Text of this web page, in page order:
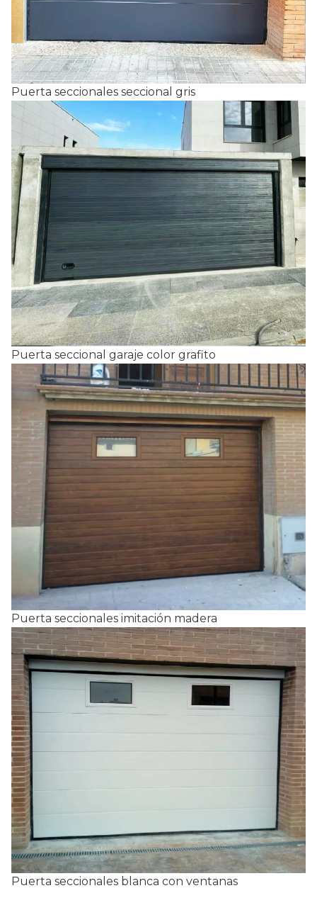
Puerta seccionales seccional gris
Puerta seccional garaje color grafito
Puerta seccionales imitación madera
Puerta seccionales blanca con ventanas